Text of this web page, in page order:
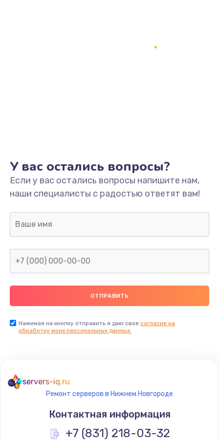
Заказать
Замена клавиатуры
2500 руб.
Заказать
Заказать
Замена видеочипа
2745 руб.
У вас остались вопросы?
Если у вас остались вопросы напишите нам,
наши специалисты с радостью ответят вам!
Нажимая на кнопку отправить я даю свое согласие на
обработку моих персональных данных.
servers-iq.ru
Ремонт серверов в Нижнем Новгороде
Контактная информация
+7 (831) 218-03-32